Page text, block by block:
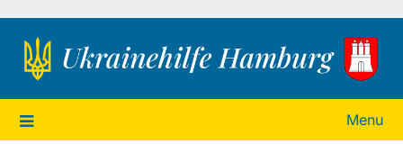
Ukrainehilfe Hamburg
Menu